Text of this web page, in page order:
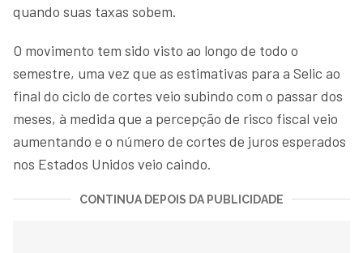
quando suas taxas sobem.
O movimento tem sido visto ao longo de todo o
semestre, uma vez que as estimativas para a Selic ao
final do ciclo de cortes veio subindo com o passar dos
meses, à medida que a percepção de risco fiscal veio
aumentando e o número de cortes de juros esperados
nos Estados Unidos veio caindo.
CONTINUA DEPOIS DA PUBLICIDADE